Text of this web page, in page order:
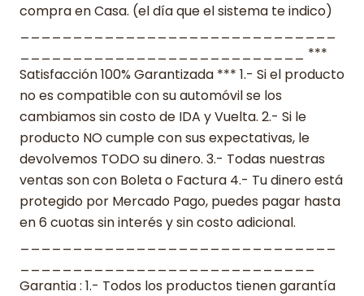
compra en Casa. (el día que el sistema te indico)
___________________________ ***
Satisfacción 100% Garantizada *** 1.- Si el producto
no es compatible con su automóvil se los
cambiamos sin costo de IDA y Vuelta. 2.- Si le
producto NO cumple con sus expectativas, le
devolvemos TODO su dinero. 3.- Todas nuestras
ventas son con Boleta o Factura 4.- Tu dinero está
protegido por Mercado Pago, puedes pagar hasta
en 6 cuotas sin interés y sin costo adicional.
Garantia : 1.- Todos los productos tienen garantía